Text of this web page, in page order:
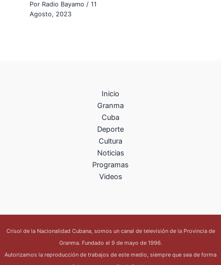
Por Radio Bayamo/11
Agosto, 2023
Inicio
Granma
Cuba
Deporte
Cultura
Noticias
Programas
Videos
Crisol de la Nacionalidad Cubana, somos un canal de televisión de la Provincia de
Granma. Fundado el 9 de mayo de 1996.
Autorizamos la reproducción de trabajos de este medio, siempre que sea de forma